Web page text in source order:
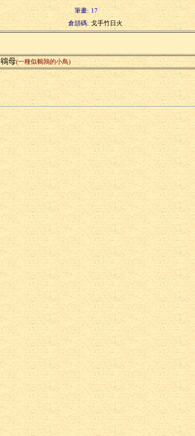
筆畫: 17
倉頡碼: 戈手竹日火
鴾母(一種似鵪鶉的小鳥)